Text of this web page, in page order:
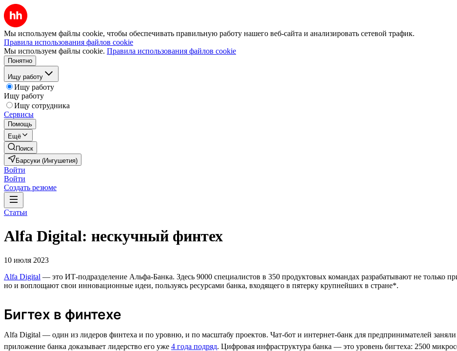
Мы используем файлы cookie, чтобы обеспечивать правильную работу нашего веб-сайта и анализировать сетевой трафик.
Правила использования файлов cookie
Мы используем файлы cookie. Правила использования файлов cookie
Понятно
Ищу работу
Ищу работу
Ищу работу
Ищу сотрудника
Сервисы
Помощь
Ещё
Поиск
Барсуки (Ингушетия)
Войти
Войти
Создать резюме
Статьи
Alfa Digital: нескучный финтех
10 июля 2023
Alfa Digital — это ИТ-подразделение Альфа-Банка. Здесь 9000 специалистов в 350 продуктовых командах разрабатывают не только
но и воплощают свои инновационные идеи, пользуясь ресурсами банка, входящего в пятерку крупнейших в стране*.
Бигтех в финтехе
Alfa Digital — один из лидеров финтеха и по уровню, и по масштабу проектов. Чат-бот и интернет-банк для предпринимателей
приложение банка доказывает лидерство его уже 4 года подряд. Цифровая инфраструктура банка — это уровень бигтеха: 2500